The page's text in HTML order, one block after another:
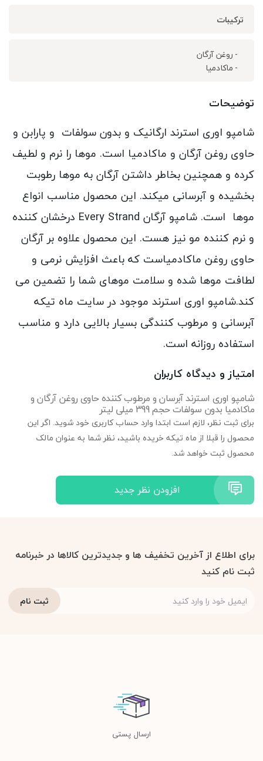
ترکیبات
- روغن آرگان
- ماکادمیا
توضیحات
شامپو اوری استرند ارگانیک و بدون سولفات و پارابن و
حاوی روغن آرگان و ماکادمیا است. موها را نرم و لطیف
کرده و همچنین بخاطر داشتن آرگان به موها رطوبت
بخشیده و آبرسانی میکند. این محصول مناسب انواع
موها است. شامپو آرگان Every Strand درخشان کننده
و نرم کننده مو نیز هست. این محصول علاوه بر آرگان
حاوی روغن ماکادمیاست که باعث افزایش نرمی و
لطافت موها شده و سلامت موهای شما را تضمین می
کند.شامپو اوری استرند موجود در سایت ماه تیکه
آبرسانی و مرطوب کنندگی بسیار بالایی دارد و مناسب
استفاده روزانه است.
امتیاز و دیدگاه کاربران
شامپو اوری استرند آبرسان و مرطوب کننده حاوی روغن آرگان و
ماکادمیا بدون سولفات حجم 399 میلی لیتر
برای ثبت نظر، لازم است ابتدا وارد حساب کاربری خود شوید. اگر این
محصول را قبلا از ماه تیکه خریده باشید، نظر شما به عنوان مالک
محصول ثبت خواهد شد.
افزودن نظر جدید
برای اطلاع از آخرین تخفیف ها و جدیدترین کالاها در خبرنامه
ثبت نام کنید
ارسال پستی